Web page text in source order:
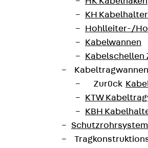
KH Kabelhalter
Hohlleiter-/
Kabelwannen
Kabelschellen
Zurück
KTW
KBH
Referenzen und aktuellen